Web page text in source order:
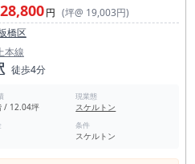
円 (坪@ 19,003円)
橋区
本線
徒歩4分
/ 12.04坪
現業態
スケルトン
条件
スケルトン